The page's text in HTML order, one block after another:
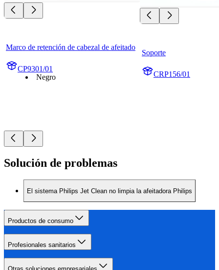
Marco de retención de cabezal de afeitado
CP9301/01
Negro
Soporte
CRP156/01
Solución de problemas
El sistema Philips Jet Clean no limpia la afeitadora Philips
Productos de consumo
Profesionales sanitarios